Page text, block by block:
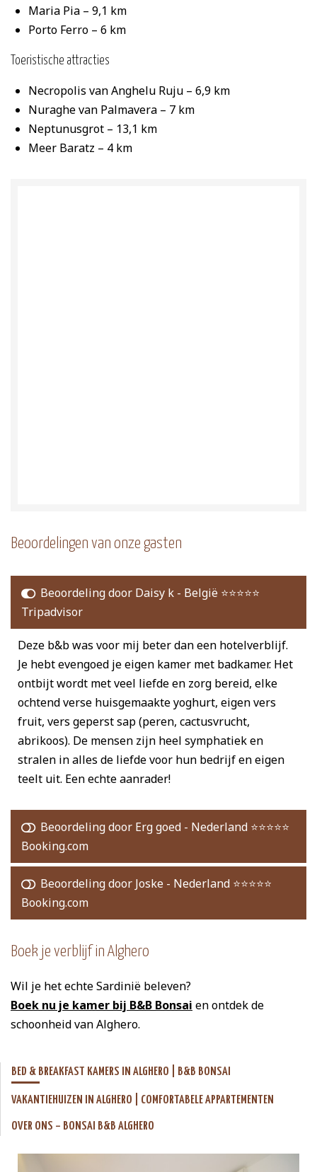
Maria Pia – 9,1 km
Porto Ferro – 6 km
Toeristische attracties
Necropolis van Anghelu Ruju – 6,9 km
Nuraghe van Palmavera – 7 km
Neptunusgrot – 13,1 km
Meer Baratz – 4 km
Beoordelingen van onze gasten
Beoordeling door Daisy k - België ⭐️⭐️⭐️⭐️⭐️
Tripadvisor
Deze b&b was voor mij beter dan een hotelverblijf.
Je hebt evengoed je eigen kamer met badkamer. Het
ontbijt wordt met veel liefde en zorg bereid, elke
ochtend verse huisgemaakte yoghurt, eigen vers
fruit, vers geperst sap (peren, cactusvrucht,
abrikoos). De mensen zijn heel symphatiek en
stralen in alles de liefde voor hun bedrijf en eigen
teelt uit. Een echte aanrader!
Beoordeling door Erg goed - Nederland ⭐️⭐️⭐️⭐️⭐️
Booking.com
Beoordeling door Joske - Nederland ⭐️⭐️⭐️⭐️⭐️
Booking.com
Boek je verblijf in Alghero
Wil je het echte Sardinië beleven?
Boek nu je kamer bij B&B Bonsai en ontdek de
schoonheid van Alghero.
BED & BREAKFAST KAMERS IN ALGHERO | B&B BONSAI
VAKANTIEHUIZEN IN ALGHERO | COMFORTABELE APPARTEMENTEN
OVER ONS – BONSAI B&B ALGHERO